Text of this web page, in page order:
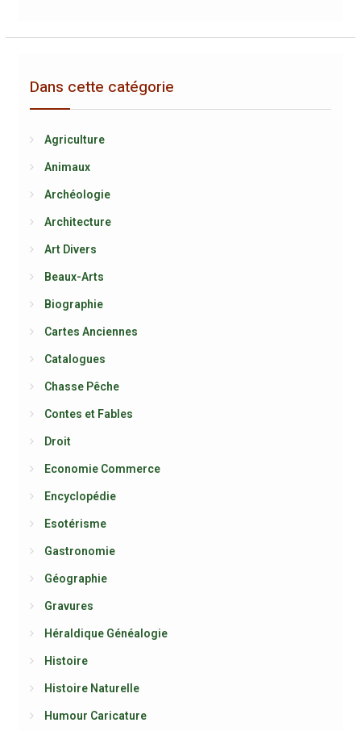
Dans cette catégorie
Agriculture
Animaux
Archéologie
Architecture
Art Divers
Beaux-Arts
Biographie
Cartes Anciennes
Catalogues
Chasse Pêche
Contes et Fables
Droit
Economie Commerce
Encyclopédie
Esotérisme
Gastronomie
Géographie
Gravures
Héraldique Généalogie
Histoire
Histoire Naturelle
Humour Caricature